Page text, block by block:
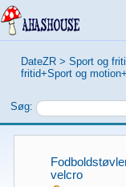
DateZR > Sport og
fritid+Sport og
Søg:
velcro